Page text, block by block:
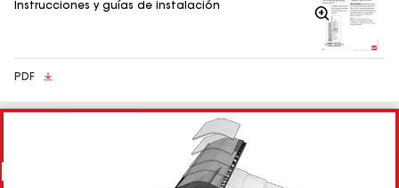
Instrucciones y guías de instalación Acercarse
PDF
Partes de un sistema de techo